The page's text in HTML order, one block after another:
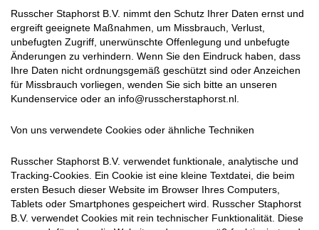
Russcher Staphorst B.V. nimmt den Schutz Ihrer Daten ernst und
ergreift geeignete Maßnahmen, um Missbrauch, Verlust,
unbefugten Zugriff, unerwünschte Offenlegung und unbefugte
Änderungen zu verhindern. Wenn Sie den Eindruck haben, dass
Ihre Daten nicht ordnungsgemäß geschützt sind oder Anzeichen
für Missbrauch vorliegen, wenden Sie sich bitte an unseren
Kundenservice oder an info@russcherstaphorst.nl.
Von uns verwendete Cookies oder ähnliche Techniken
Russcher Staphorst B.V. verwendet funktionale, analytische und
Tracking-Cookies. Ein Cookie ist eine kleine Textdatei, die beim
ersten Besuch dieser Website im Browser Ihres Computers,
Tablets oder Smartphones gespeichert wird. Russcher Staphorst
B.V. verwendet Cookies mit rein technischer Funktionalität. Diese